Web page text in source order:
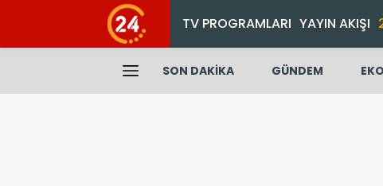
TV PROGRAMLARI YAYIN AKIŞI
SON DAKİKA GÜNDEM